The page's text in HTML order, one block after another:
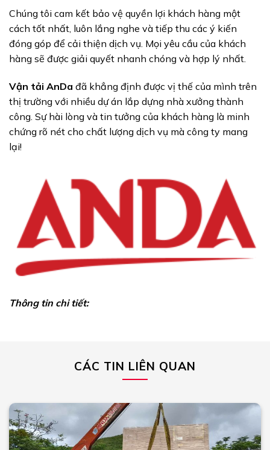
Chúng tôi cam kết bảo vệ quyền lợi khách hàng một
cách tốt nhất, luôn lắng nghe và tiếp thu các ý kiến
đóng góp để cải thiện dịch vụ. Mọi yêu cầu của khách
hàng sẽ được giải quyết nhanh chóng và hợp lý nhất.
Vận tải AnDa đã khẳng định được vị thế của mình trên
thị trường với nhiều dự án lắp dựng nhà xưởng thành
công. Sự hài lòng và tin tưởng của khách hàng là minh
chứng rõ nét cho chất lượng dịch vụ mà công ty mang
lại!
Thông tin chi tiết:
CÁC TIN LIÊN QUAN